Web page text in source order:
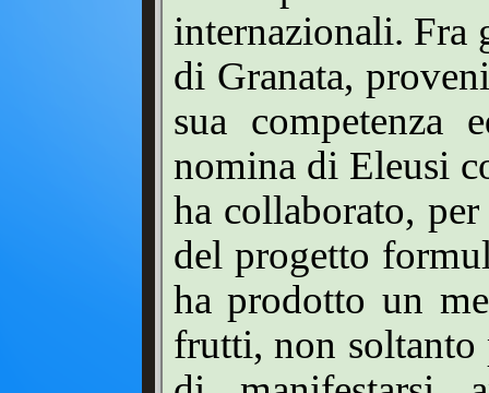
internazionali. Fra
di Granata,
sua competenza
nomina di Eleusi
ha collaborato,
del progetto
ha prodotto un
frutti, non soltanto